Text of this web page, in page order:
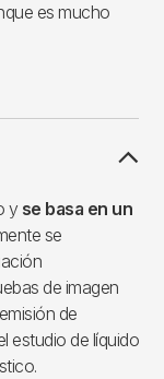
es mucho
y se basa en un
se
de imagen
de
estudio de líquido